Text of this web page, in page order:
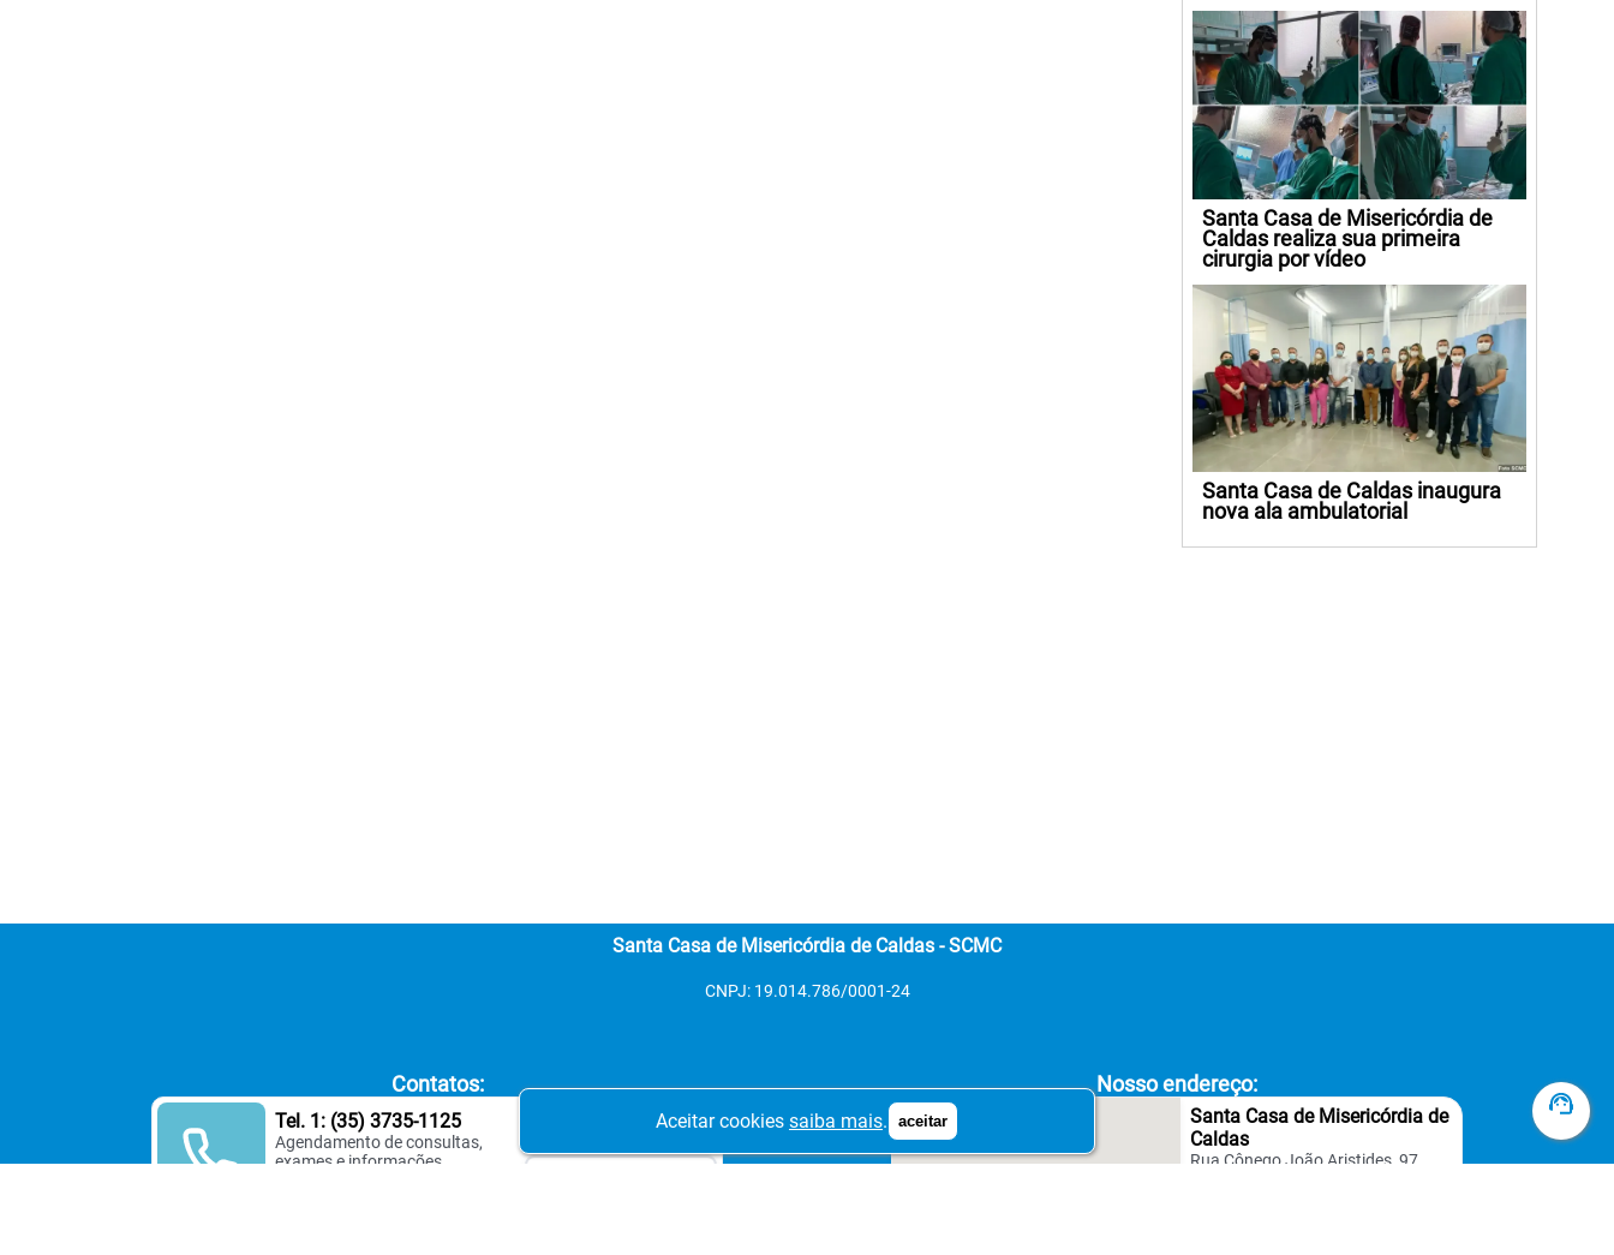
Santa Casa de Misericórdia de
Caldas realiza sua primeira
cirurgia por vídeo
Santa Casa de Caldas inaugura
nova ala ambulatorial
Tel.
Santa Casa de Misericórdia de Caldas - SCMC
CNPJ: 19.014.786/0001-24
Contatos:
Tel. 1: (35) 3735-1125
Agendamento de consultas,
exames e informações.
Copiar
Nosso endereço:
Santa Casa de Misericórdia de
Caldas
Rua Cônego João Aristides, 97
Aceitar cookies saiba mais. aceitar